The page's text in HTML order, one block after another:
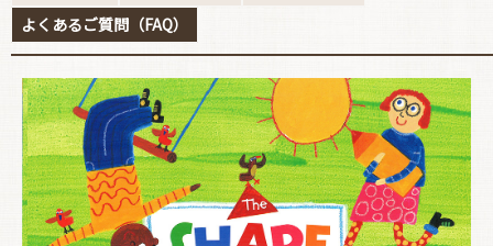
よくあるご質問（FAQ）